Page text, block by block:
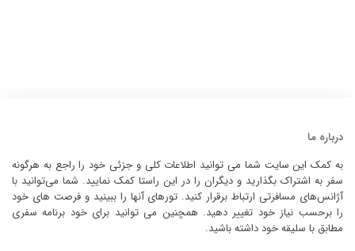
درباره ما
به کمک این سایت شما می توانید اطلاعات کلی و جزئی خود را راجع به هرگونه
سفر به اشتراک بگذارید و دیگران را در این راستا کمک نمایید. شما می‌توانید با
آژانس‌های مسافرتی ارتباط برقرار کنید. تورهای آنها را ببینید و فرصت های خود
را برحسب نیاز خود تغییر دهید. همچنین می توانید برای خود برنامه سفری
مطابق با سلیقه خود داشته باشید.